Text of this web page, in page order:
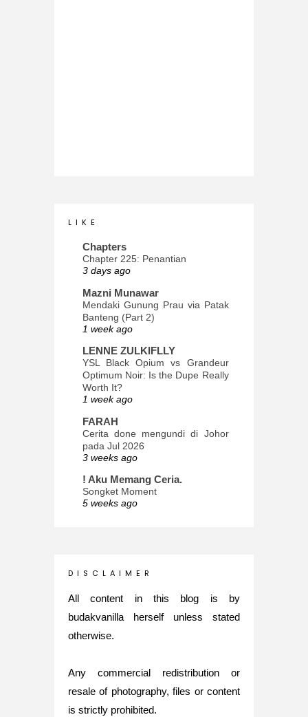
L I K E
Chapters
Chapter 225: Penantian
3 days ago
Mazni Munawar
Mendaki Gunung Prau via Patak
Banteng (Part 2)
1 week ago
LENNE ZULKIFLLY
YSL Black Opium vs Grandeur
Optimum Noir: Is the Dupe Really
Worth It?
1 week ago
FARAH
Cerita done mengundi di Johor
pada Jul 2026
3 weeks ago
! Aku Memang Ceria.
Songket Moment
5 weeks ago
INTROVERTED GIRL
Glory of Special Forces!
Maria Elena
What's up
Nurul Rasya
Back in Japan for My PhD: 2024
Recap of New Challenge
8 months ago
D I S C L A I M E R
All content in this blog is by
budakvanilla herself unless stated
otherwise.
Any commercial redistribution or
resale of photography, files or content
is strictly prohibited.